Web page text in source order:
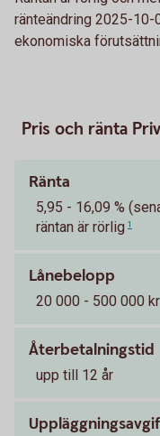
ränteändring 2025-
ekonomiska
Pris och ränta
Ränta
5,95 - 16,09 %
räntan är rörlig 1
Lånebelopp
20 000 - 500 000 kr
Återbetalningstid
upp till 12 år